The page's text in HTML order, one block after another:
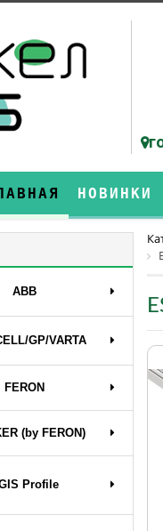
НОВИНКИ
ABB
GP/VARTA
FERON
(by FERON)
Profile